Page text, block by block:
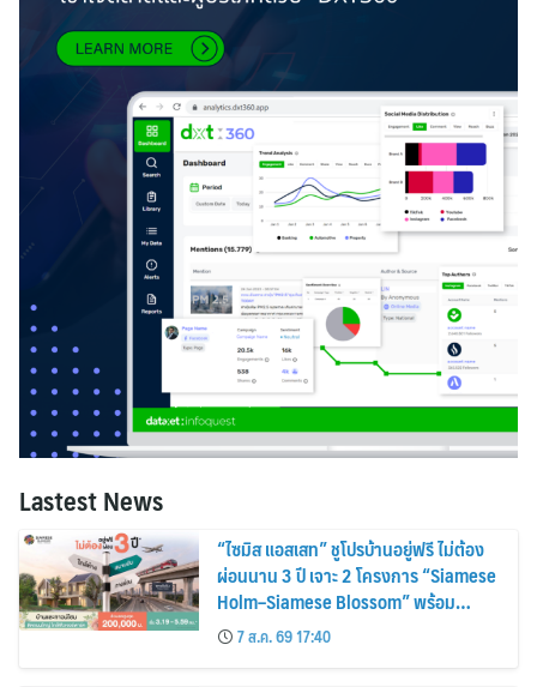
Lastest News
“ไซมิส แอสเสท” ชูโปรบ้านอยู่ฟรี ไม่ต้อง
ผ่อนนาน 3 ปี เจาะ 2 โครงการ “Siamese
Holm–Siamese Blossom” พร้อม
ส่วนลดและสิทธิพิเศษถึง 31 สิงหาคม
2569
7 ส.ค. 69 17:40